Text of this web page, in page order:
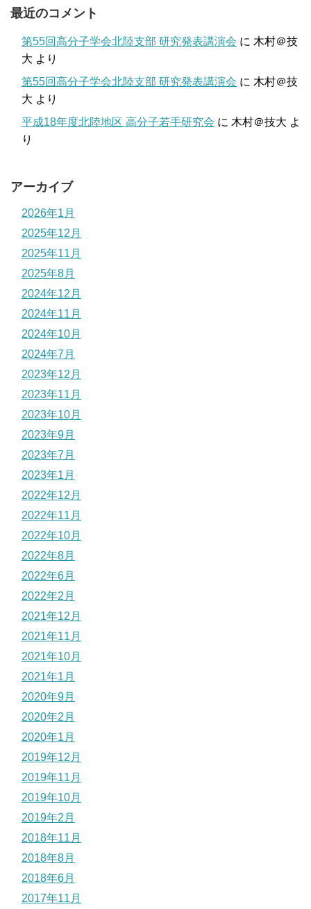
最近のコメント
第55回高分子学会北陸支部 研究発表講演会 に 木村＠技
大 より
第55回高分子学会北陸支部 研究発表講演会 に 木村＠技
大 より
平成18年度北陸地区 高分子若手研究会 に 木村＠技大 よ
り
アーカイブ
2026年1月
2025年12月
2025年11月
2025年8月
2024年12月
2024年11月
2024年10月
2024年7月
2023年12月
2023年11月
2023年10月
2023年9月
2023年7月
2023年1月
2022年12月
2022年11月
2022年10月
2022年8月
2022年6月
2022年2月
2021年12月
2021年11月
2021年10月
2021年1月
2020年9月
2020年2月
2020年1月
2019年12月
2019年11月
2019年10月
2019年2月
2018年11月
2018年8月
2018年6月
2017年11月